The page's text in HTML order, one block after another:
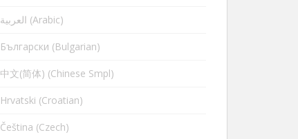
العربية (Arabic)
Български (Bulgarian)
中文(简体) (Chinese Smpl)
Hrvatski (Croatian)
Čeština (Czech)